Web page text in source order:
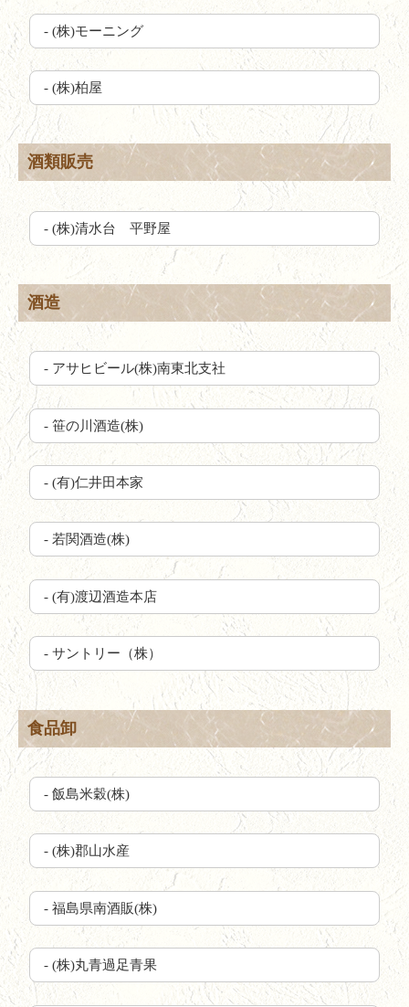
- (株)モーニング
- (株)柏屋
酒類販売
- (株)清水台 平野屋
酒造
- アサヒビール(株)南東北支社
- 笹の川酒造(株)
- (有)仁井田本家
- 若関酒造(株)
- (有)渡辺酒造本店
- サントリー（株）
食品卸
- 飯島米穀(株)
- (株)郡山水産
- 福島県南酒販(株)
- (株)丸青過足青果